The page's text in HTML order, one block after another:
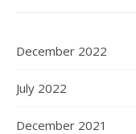
December 2022
July 2022
December 2021